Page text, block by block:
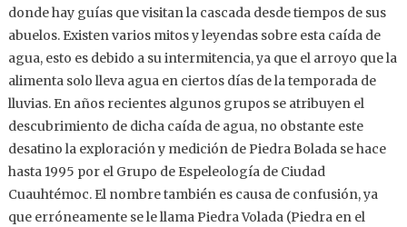
donde hay guías que visitan la cascada desde tiempos de sus
abuelos. Existen varios mitos y leyendas sobre esta caída de
agua, esto es debido a su intermitencia, ya que el arroyo que la
alimenta solo lleva agua en ciertos días de la temporada de
lluvias. En años recientes algunos grupos se atribuyen el
descubrimiento de dicha caída de agua, no obstante este
desatino la exploración y medición de Piedra Bolada se hace
hasta 1995 por el Grupo de Espeleología de Ciudad
Cuauhtémoc. El nombre también es causa de confusión, ya
que erróneamente se le llama Piedra Volada (Piedra en el